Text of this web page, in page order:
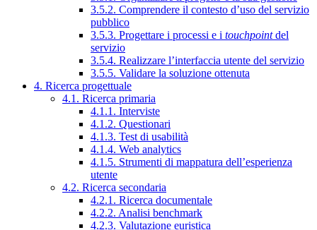
3.5.2. Comprendere il contesto d’uso del servizio
pubblico
3.5.3. Progettare i processi e i touchpointdel
servizio
3.5.4. Realizzare l’interfaccia utente del servizio
3.5.5. Validare la soluzione ottenuta
4. Ricerca progettuale
4.1. Ricerca primaria
4.1.1. Interviste
4.1.2. Questionari
4.1.3. Test di usabilità
4.1.4. Web analytics
4.1.5. Strumenti di mappatura dell’esperienza
utente
4.2. Ricerca secondaria
4.2.1. Ricerca documentale
4.2.2. Analisi benchmark
4.2.3. Valutazione euristica